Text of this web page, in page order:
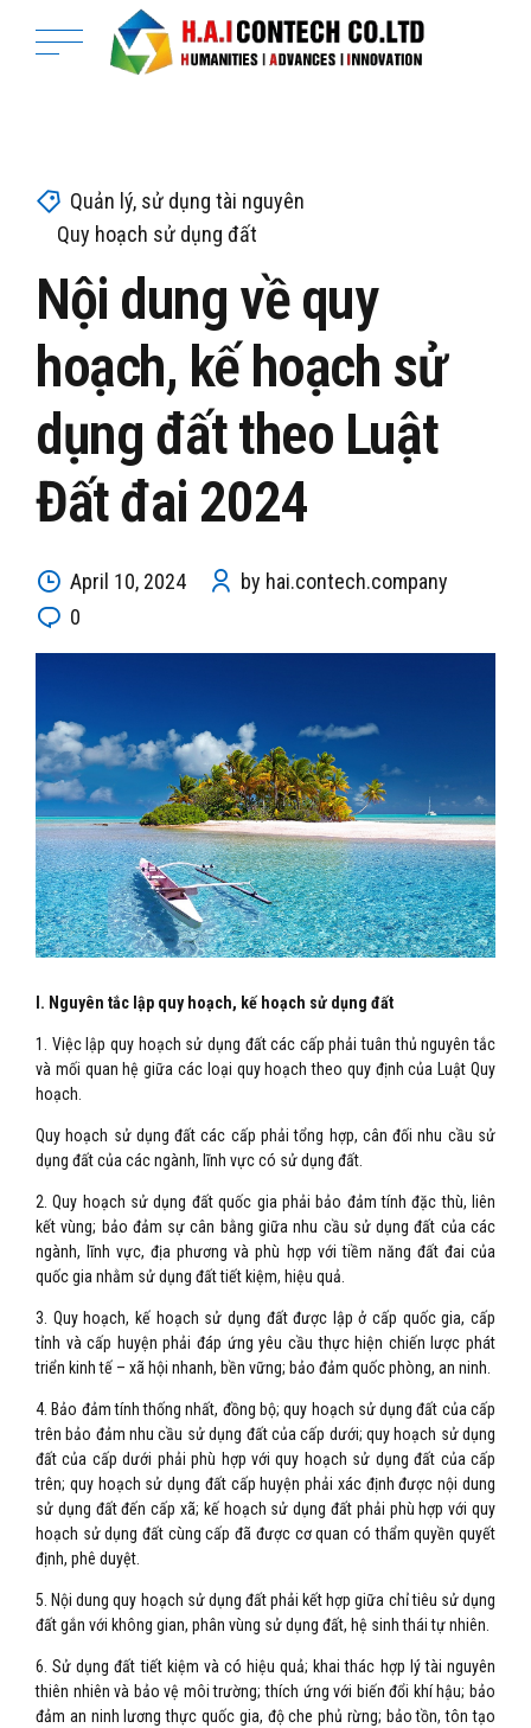
Quản lý, sử dụng tài nguyên
Quy hoạch sử dụng đất
Nội dung về quy
hoạch, kế hoạch sử
dụng đất theo Luật
Đất đai 2024
April 10, 2024
by hai.contech.company
0
I. Nguyên tắc lập quy hoạch, kế hoạch sử dụng đất
1. Việc lập quy hoạch sử dụng đất các cấp phải tuân thủ nguyên tắc
và mối quan hệ giữa các loại quy hoạch theo quy định của Luật Quy
hoạch.
Quy hoạch sử dụng đất các cấp phải tổng hợp, cân đối nhu cầu sử
dụng đất của các ngành, lĩnh vực có sử dụng đất.
2. Quy hoạch sử dụng đất quốc gia phải bảo đảm tính đặc thù, liên
kết vùng; bảo đảm sự cân bằng giữa nhu cầu sử dụng đất của các
ngành, lĩnh vực, địa phương và phù hợp với tiềm năng đất đai của
quốc gia nhằm sử dụng đất tiết kiệm, hiệu quả.
3. Quy hoạch, kế hoạch sử dụng đất được lập ở cấp quốc gia, cấp
tỉnh và cấp huyện phải đáp ứng yêu cầu thực hiện chiến lược phát
triển kinh tế – xã hội nhanh, bền vững; bảo đảm quốc phòng, an ninh.
4. Bảo đảm tính thống nhất, đồng bộ; quy hoạch sử dụng đất của cấp
trên bảo đảm nhu cầu sử dụng đất của cấp dưới; quy hoạch sử dụng
đất của cấp dưới phải phù hợp với quy hoạch sử dụng đất của cấp
trên; quy hoạch sử dụng đất cấp huyện phải xác định được nội dung
sử dụng đất đến cấp xã; kế hoạch sử dụng đất phải phù hợp với quy
hoạch sử dụng đất cùng cấp đã được cơ quan có thẩm quyền quyết
định, phê duyệt.
5. Nội dung quy hoạch sử dụng đất phải kết hợp giữa chỉ tiêu sử dụng
đất gắn với không gian, phân vùng sử dụng đất, hệ sinh thái tự nhiên.
6. Sử dụng đất tiết kiệm và có hiệu quả; khai thác hợp lý tài nguyên
thiên nhiên và bảo vệ môi trường; thích ứng với biến đổi khí hậu; bảo
đảm an ninh lương thực quốc gia, độ che phủ rừng; bảo tồn, tôn tạo